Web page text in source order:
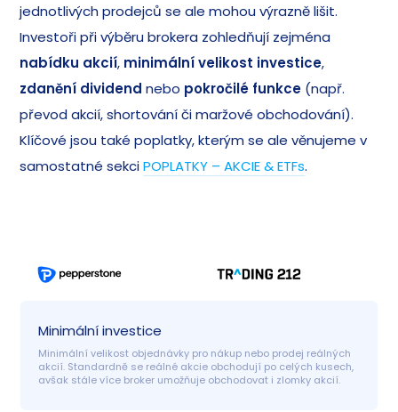
jednotlivých prodejců se ale mohou výrazně lišit.
Investoři při výběru brokera zohledňují zejména
nabídku akcií, minimální velikost investice,
zdanění dividend nebo pokročilé funkce (např.
převod akcií, shortování či maržové obchodování).
Klíčové jsou také poplatky, kterým se ale věnujeme v
samostatné sekciPOPLATKY – AKCIE & ETFs.
Minimální investice
Minimální velikost objednávky pro nákup nebo prodej reálných
akcií. Standardně se reálné akcie obchodují po celých kusech,
avšak stále více broker umožňuje obchodovat i zlomky akcií.